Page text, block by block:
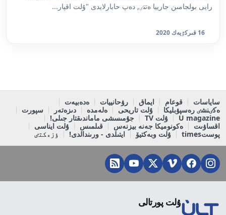
رايى بولجامىن جارييا ەتتٸ, دەپ حابارلايدى "ۇلت اقپار...
16 قىركٷيەك 2020
ساياسات قوعام ايماق رۋحانييات
ەدەبيەت
ەكٸنشٸ رەسپۋبليكا
ۇلت تاريحى ەلەمدە دىزەتەر
سپورت
U magazine
ۇلت TV
جۇمىسشى ماماندىقتار جىلى!
اقساۋىت
ەكونوميكا جەنە بيزنەس قىلمىس
ۇلت ايناسى
پوستtimes
ۇلت وبەكتيۆ ايتىلدى - ورىندالدى! ٶزەكتٸ
ۇلت پورتالى